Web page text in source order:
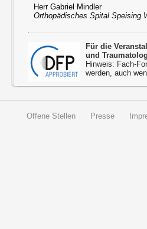
Herr Gabriel Mindler
Orthopädisches Spital Speising
Für die
und
Hinweis: Fach-
werden, auch
Offene Stellen Presse